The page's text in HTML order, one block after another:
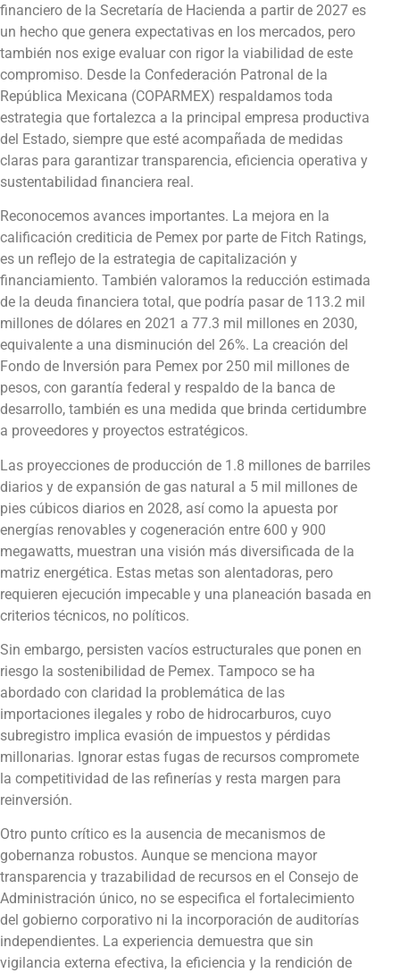
financiero de la Secretaría de Hacienda a partir de 2027 es
un hecho que genera expectativas en los mercados, pero
también nos exige evaluar con rigor la viabilidad de este
compromiso. Desde la Confederación Patronal de la
República Mexicana (COPARMEX) respaldamos toda
estrategia que fortalezca a la principal empresa productiva
del Estado, siempre que esté acompañada de medidas
claras para garantizar transparencia, eficiencia operativa y
sustentabilidad financiera real.
Reconocemos avances importantes. La mejora en la
calificación crediticia de Pemex por parte de Fitch Ratings,
es un reflejo de la estrategia de capitalización y
financiamiento. También valoramos la reducción estimada
de la deuda financiera total, que podría pasar de 113.2 mil
millones de dólares en 2021 a 77.3 mil millones en 2030,
equivalente a una disminución del 26%. La creación del
Fondo de Inversión para Pemex por 250 mil millones de
pesos, con garantía federal y respaldo de la banca de
desarrollo, también es una medida que brinda certidumbre
a proveedores y proyectos estratégicos.
Las proyecciones de producción de 1.8 millones de barriles
diarios y de expansión de gas natural a 5 mil millones de
pies cúbicos diarios en 2028, así como la apuesta por
energías renovables y cogeneración entre 600 y 900
megawatts, muestran una visión más diversificada de la
matriz energética. Estas metas son alentadoras, pero
requieren ejecución impecable y una planeación basada en
criterios técnicos, no políticos.
Sin embargo, persisten vacíos estructurales que ponen en
riesgo la sostenibilidad de Pemex. Tampoco se ha
abordado con claridad la problemática de las
importaciones ilegales y robo de hidrocarburos, cuyo
subregistro implica evasión de impuestos y pérdidas
millonarias. Ignorar estas fugas de recursos compromete
la competitividad de las refinerías y resta margen para
reinversión.
Otro punto crítico es la ausencia de mecanismos de
gobernanza robustos. Aunque se menciona mayor
transparencia y trazabilidad de recursos en el Consejo de
Administración único, no se especifica el fortalecimiento
del gobierno corporativo ni la incorporación de auditorías
independientes. La experiencia demuestra que sin
vigilancia externa efectiva, la eficiencia y la rendición de